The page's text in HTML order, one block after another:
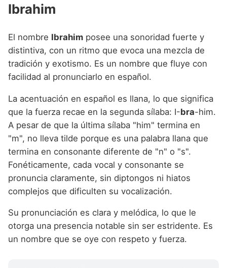
Ibrahim
El nombre Ibrahim posee una sonoridad fuerte y
distintiva, con un ritmo que evoca una mezcla de
tradición y exotismo. Es un nombre que fluye con
facilidad al pronunciarlo en español.
La acentuación en español es llana, lo que significa
que la fuerza recae en la segunda sílaba: I-bra-him.
A pesar de que la última sílaba "him" termina en
"m", no lleva tilde porque es una palabra llana que
termina en consonante diferente de "n" o "s".
Fonéticamente, cada vocal y consonante se
pronuncia claramente, sin diptongos ni hiatos
complejos que dificulten su vocalización.
Su pronunciación es clara y melódica, lo que le
otorga una presencia notable sin ser estridente. Es
un nombre que se oye con respeto y fuerza.